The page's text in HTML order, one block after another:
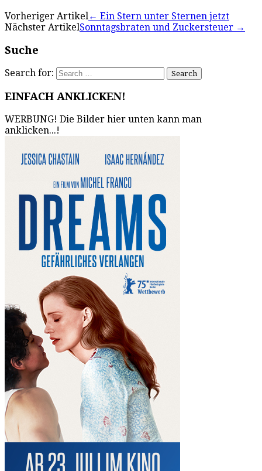
Vorheriger Artikel← Ein Stern unter Sternen jetzt
Nächster ArtikelSonntagsbraten und Zuckersteuer →
Suche
Search for:
EINFACH ANKLICKEN!
WERBUNG! Die Bilder hier unten kann man
anklicken...!